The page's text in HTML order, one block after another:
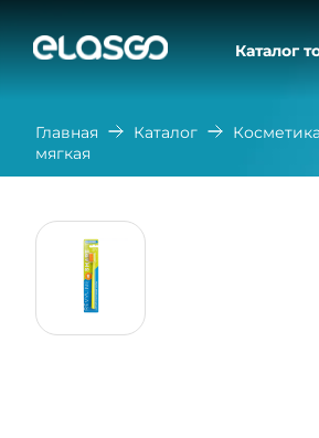
Каталог
Главная Каталог Косметика
мягкая